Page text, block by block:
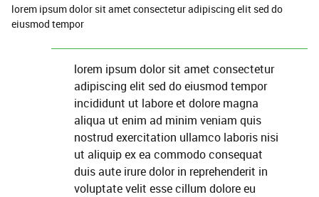
lorem ipsum dolor sit amet consectetur adipiscing elit sed do
eiusmod tempor
lorem ipsum dolor sit amet consectetur
adipiscing elit sed do eiusmod tempor
incididunt ut labore et dolore magna
aliqua ut enim ad minim veniam quis
nostrud exercitation ullamco laboris nisi
ut aliquip ex ea commodo consequat
duis aute irure dolor in reprehenderit in
voluptate velit esse cillum dolore eu